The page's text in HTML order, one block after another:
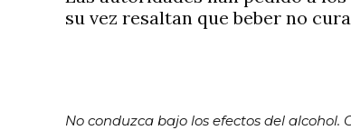
su vez resaltan que beber no
No conduzca bajo los efectos del alcohol.